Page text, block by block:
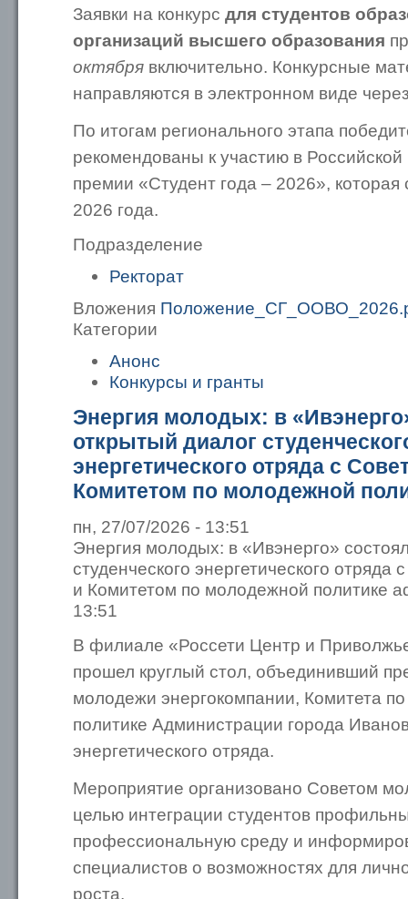
Заявки на конкурс для студентов
организаций высшего образования
октября включительно. Конкурсные
направляются в электронном виде
По итогам регионального этапа
рекомендованы к участию в
премии «Студент года – 2026», которая
2026 года.
Подразделение
Ректорат
Вложения
Категории
Анонс
Конкурсы и гранты
Энергия молодых: в
открытый диалог
энергетического отряда с
Комитетом по молодежной
пн, 27/07/2026 - 13:51
Энергия молодых: в «Ивэнерго»
студенческого энергетического
и Комитетом по молодежной политике
13:51
В филиале «Россети Центр и
прошел круглый стол, объединивший
молодежи энергокомпании, Комитета
политике Администрации города
энергетического отряда.
Мероприятие организовано Советом
целью интеграции студентов
профессиональную среду и
специалистов о возможностях для
роста.